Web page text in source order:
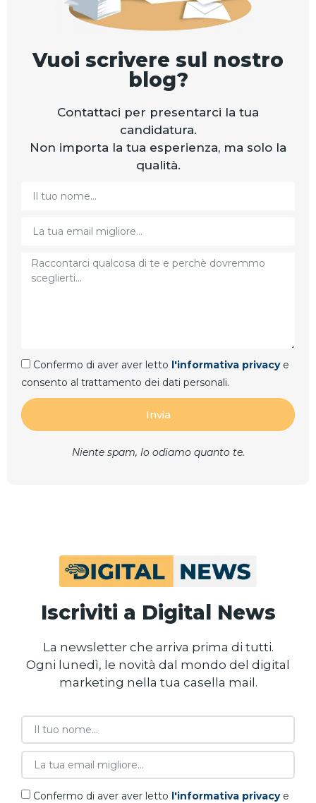
Vuoi scrivere sul nostro
blog?
Contattaci per presentarci la tua
candidatura.
Non importa la tua esperienza, ma solo la
qualità.
Confermo di aver aver letto l'informativa privacy e
consento al trattamento dei dati personali.
Invia
Niente spam, lo odiamo quanto te.
Iscriviti a Digital News
La newsletter che arriva prima di tutti.
Ogni lunedì, le novità dal mondo del digital
marketing nella tua casella mail.
Confermo di aver aver letto l'informativa privacy e